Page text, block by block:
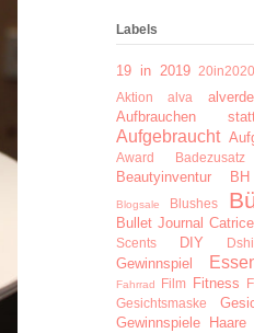
Labels
19 in 2019 20in2020
Aktion
alva alverde
Aufbrauchen
Aufgebraucht
Award
Badezusatz
Beautyinventur
Blogsale Blushes
Bullet Journal Catrice
Scents
DIY
Gewinnspiel
Fahrrad
Film Fitness
Gesichtsmaske
Gewinnspiele
Haare